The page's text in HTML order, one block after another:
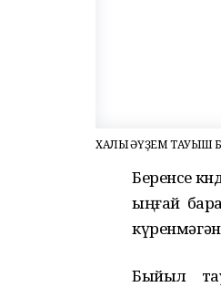
ХАЛЫҠ ӘҮҘЕМ ТАУЫШ
Беренсе
ыңғай
Быйыл